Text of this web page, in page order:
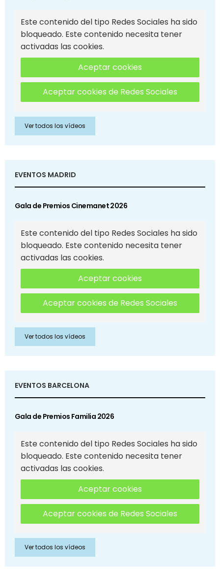
Este contenido del tipo Redes Sociales ha sido
bloqueado. Este contenido necesita tener
activadas las cookies.
Aceptar cookies
Aceptar cookies de Redes Sociales
Ver todos los vídeos
EVENTOS MADRID
Gala de Premios Cinemanet 2026
Este contenido del tipo Redes Sociales ha sido
bloqueado. Este contenido necesita tener
activadas las cookies.
Aceptar cookies
Aceptar cookies de Redes Sociales
Ver todos los vídeos
EVENTOS BARCELONA
Gala de Premios Familia 2026
Este contenido del tipo Redes Sociales ha sido
bloqueado. Este contenido necesita tener
activadas las cookies.
Aceptar cookies
Aceptar cookies de Redes Sociales
Ver todos los vídeos